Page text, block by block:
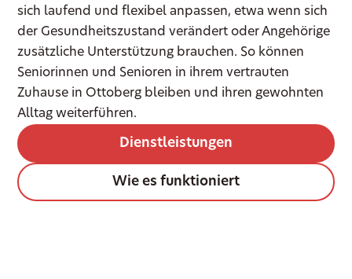
sich laufend und flexibel anpassen, etwa wenn sich
der Gesundheitszustand verändert oder Angehörige
zusätzliche Unterstützung brauchen. So können
Seniorinnen und Senioren in ihrem vertrauten
Zuhause in Ottoberg bleiben und ihren gewohnten
Alltag weiterführen.
Dienstleistungen
Wie es funktioniert